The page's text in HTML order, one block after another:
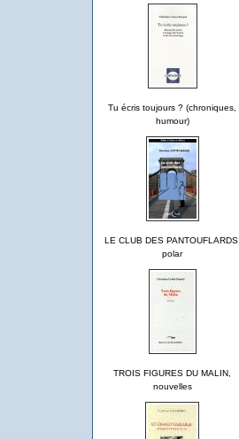
Tu écris toujours ? (chroniques,
humour)
LE CLUB DES PANTOUFLARDS,
polar
TROIS FIGURES DU MALIN,
nouvelles